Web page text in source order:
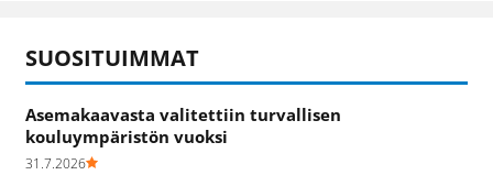
SUOSITUIMMAT
Asemakaavasta valitettiin turvallisen
kouluympäristön vuoksi
31.7.2026